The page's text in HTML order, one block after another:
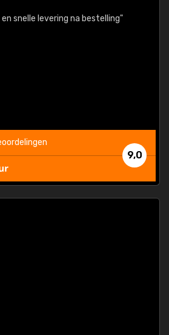
snelle levering na bestelling"
9,0